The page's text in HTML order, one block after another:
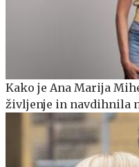
Kako je Ana Marija
življenje in navdihnila